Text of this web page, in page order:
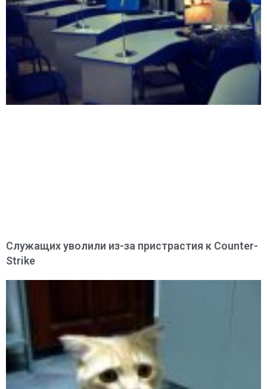
Служащих уволили из-за пристрастия к Counter-
Strike